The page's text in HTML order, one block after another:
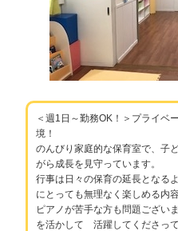
＜週1日～勤務OK！＞プライベ
境！
のんびり家庭的な保育室で、子
がら成長を見守っています。
行事は日々の保育の延長となる
にとっても無理なく楽しめる内
ピアノが苦手な方も問題ござい
を活かして 活躍してくださっ